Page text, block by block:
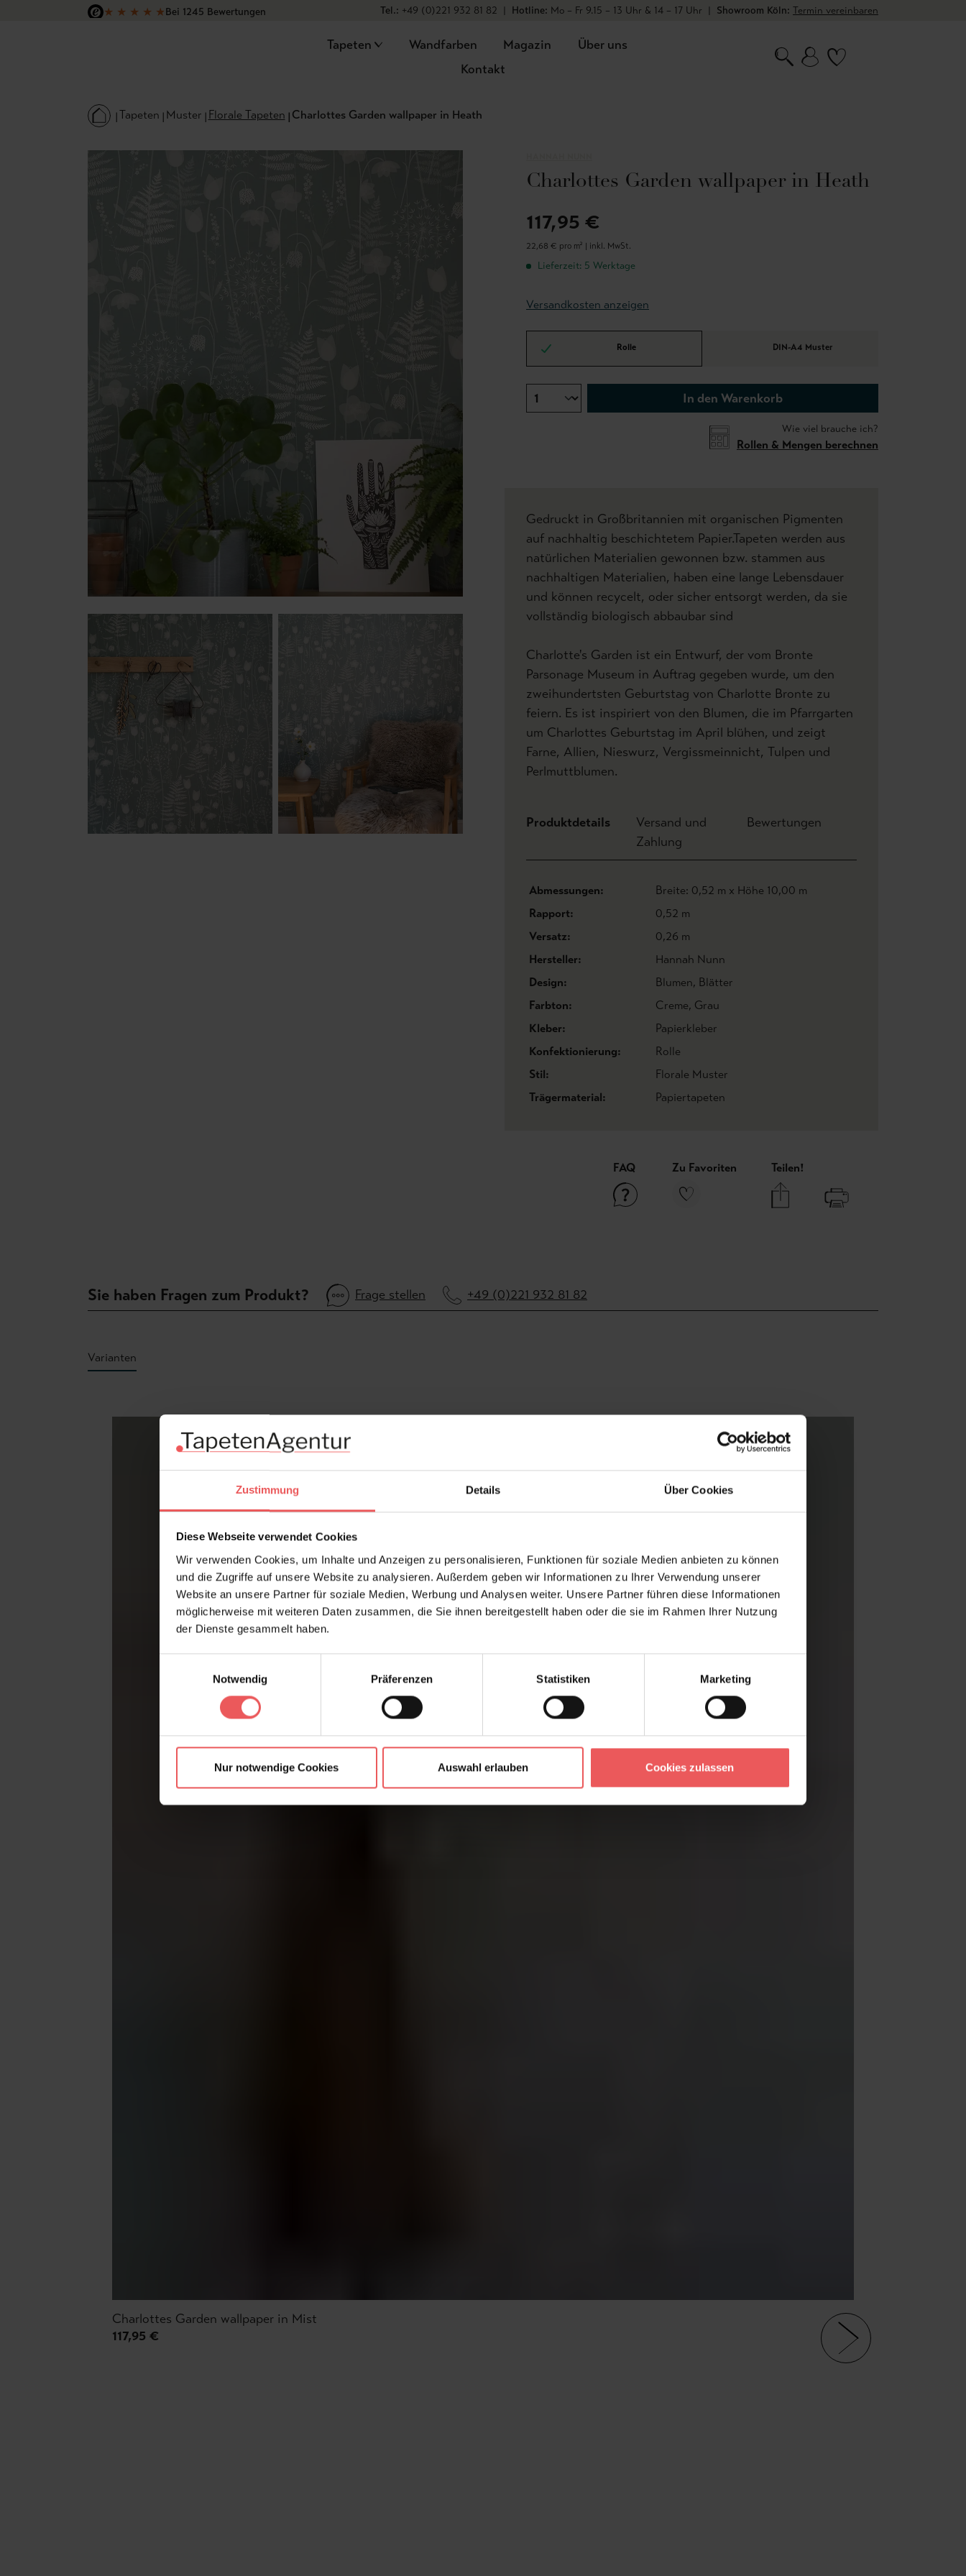
Zustimmung Details Über Cookies
Diese Webseite verwendet Cookies
Wir verwenden Cookies, um Inhalte und Anzeigen zu personalisieren, Funktionen für soziale Medien anbieten zu können
und die Zugriffe auf unsere Website zu analysieren. Außerdem geben wir Informationen zu Ihrer Verwendung unserer
Website an unsere Partner für soziale Medien, Werbung und Analysen weiter. Unsere Partner führen diese Informationen
möglicherweise mit weiteren Daten zusammen, die Sie ihnen bereitgestellt haben oder die sie im Rahmen Ihrer Nutzung
der Dienste gesammelt haben.
Notwendig
Präferenzen Statistiken Marketing
Nur notwendige Cookies Auswahl erlauben Cookies zulassen
Hauptinhalt springen
Zur Suche springen
Zur Hauptnavigation springen
★ ★ ★ ★ ★Bei 1245 Bewertungen
Tel.: +49 (0)221 932 81 82 | Hotline: Mo – Fr 9.15 – 13 Uhr & 14 – 17 Uhr | Showroom Köln: Termin vereinbaren
Tapeten Wandfarben Magazin
Über uns
Kontakt
Tapeten Muster Florale Tapeten Charlottes Garden wallpaper in Heath
Charlottes Garden wallpaper in Heath
117,95 €
22,68 € pro m² | inkl. MwSt.
Lieferzeit: 5 Werktage
Versandkosten anzeigen
Rolle DIN-A4 Muster
In den Warenkorb
Wie viel brauche ich?
Rollen & Mengen berechnen
Gedruckt in Großbritannien mit organischen Pigmenten
auf nachhaltig beschichtetem Papier.Tapeten werden aus
natürlichen Materialien gewonnen bzw. stammen aus
nachhaltigen Materialien, haben eine lange Lebensdauer
und können recycelt, oder sicher entsorgt werden, da sie
vollständig biologisch abbaubar sind
Charlotte's Garden ist ein Entwurf, der vom Bronte
Parsonage Museum in Auftrag gegeben wurde, um den
zweihundertsten Geburtstag von Charlotte Bronte zu
feiern. Es ist inspiriert von den Blumen, die im Pfarrgarten
um Charlottes Geburtstag im April blühen, und zeigt
Farne, Allien, Nieswurz, Vergissmeinnicht, Tulpen und
Perlmuttblumen.
Produktdetails
Versand und
Zahlung
Bewertungen
Abmessungen:
Breite: 0,52 m x Höhe 10,00 m
Rapport:
0,52 m
Versatz:
0,26 m
Hersteller:
Hannah Nunn
Design:
Blumen, Blätter
Farbton:
Creme, Grau
Kleber:
Papierkleber
Konfektionierung:
Rolle
Stil:
Florale Muster
Trägermaterial:
Papiertapeten
FAQ Zu Favoriten Teilen!
Sie haben Fragen zum Produkt? Frage stellen +49 (0)221 932 81 82
Varianten
Charlottes Garden wallpaper in Mist
117,95 €